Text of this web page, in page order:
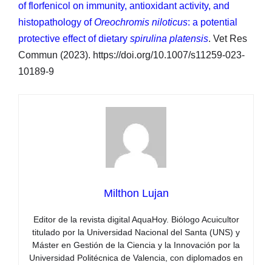
of florfenicol on immunity, antioxidant activity, and
histopathology ofOreochromis niloticus: a potential
protective effect of dietary spirulina platensis. Vet Res
Commun (2023). https://doi.org/10.1007/s11259-023-
10189-9
Milthon Lujan
Editor de la revista digital AquaHoy. Biólogo Acuicultor
titulado por la Universidad Nacional del Santa (UNS) y
Máster en Gestión de la Ciencia y la Innovación por la
Universidad Politécnica de Valencia, con diplomados en